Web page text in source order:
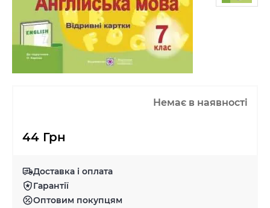
Немає в наявності
44 Грн
Доставка і оплата
Гарантії
Оптовим покупцям